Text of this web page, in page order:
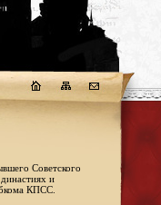
Советского
и
КПСС.